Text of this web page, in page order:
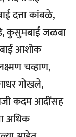
दत्ता कांबळे,
कुसुमबाई जळबा
आशोक
चव्हाण,
गोखले,
कदम आदींसह
अधिक